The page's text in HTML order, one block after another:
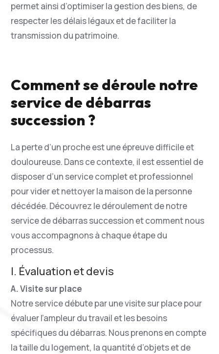
permet ainsi d’optimiser la gestion des biens, de
respecter les délais légaux et de faciliter la
transmission du patrimoine.
Comment se déroule notre
service de débarras
succession ?
La perte d’un proche est une épreuve difficile et
douloureuse. Dans ce contexte, il est essentiel de
disposer d’un service complet et professionnel
pour vider et nettoyer la maison de la personne
décédée. Découvrez le déroulement de notre
service de débarras succession et comment nous
vous accompagnons à chaque étape du
processus.
I. Évaluation et devis
A. Visite sur place
Notre service débute par une visite sur place pour
évaluer l’ampleur du travail et les besoins
spécifiques du débarras. Nous prenons en compte
la taille du logement, la quantité d’objets et de